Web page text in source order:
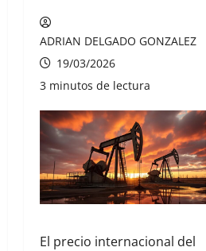
ADRIAN DELGADO GONZALEZ
19/03/2026
3 minutos de lectura
El precio internacional del